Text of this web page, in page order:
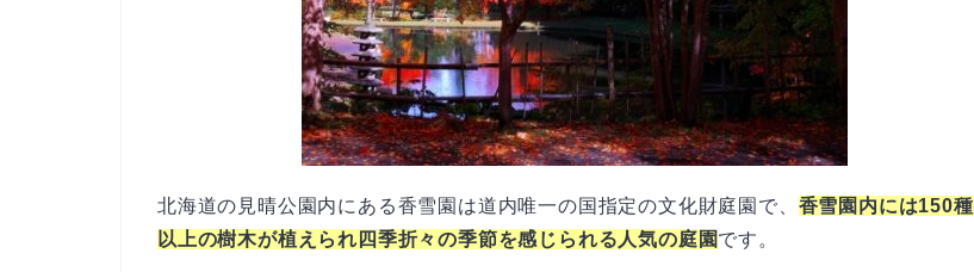
北海道の見晴公園内にある香雪園は道内唯一の国指定の文化財庭園で、 香雪園内には150種
以上の樹木が植えられ四季折々の季節を感じられる人気の庭園です。